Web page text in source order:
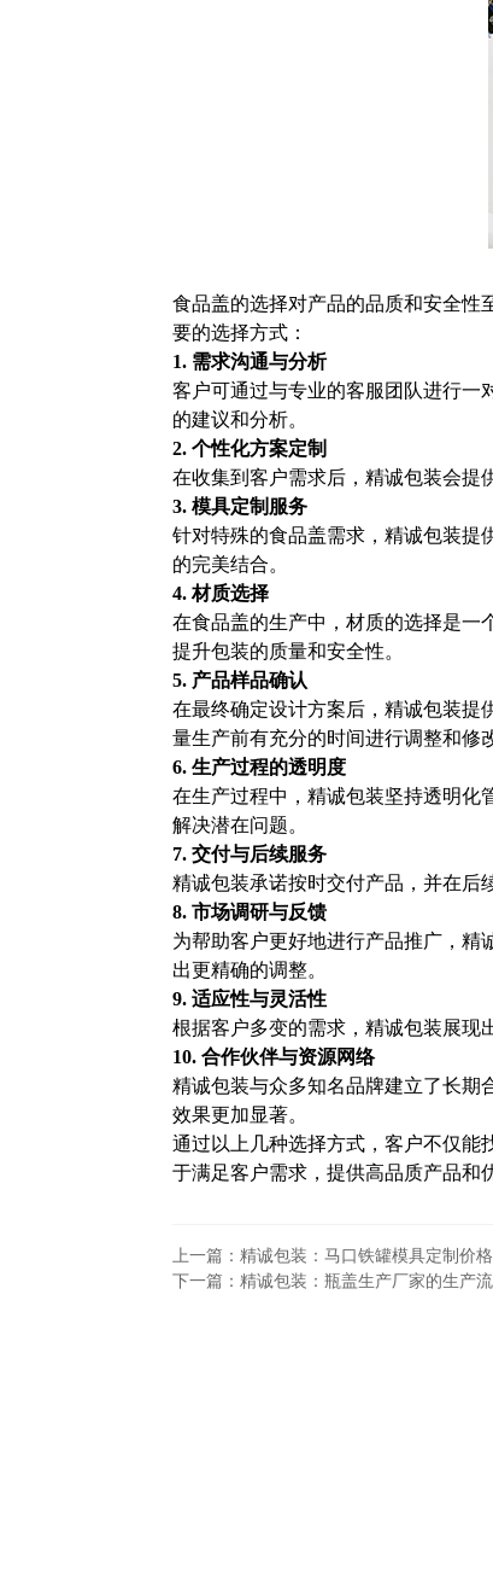
食品盖的选择对产品的品质和安全性
要的选择方式：
1. 需求沟通与分析
客户可通过与专业的客服团队进行一
的建议和分析。
2. 个性化方案定制
在收集到客户需求后，精诚包装会提
3. 模具定制服务
针对特殊的食品盖需求，精诚包装提
的完美结合。
4. 材质选择
在食品盖的生产中，材质的选择是一
提升包装的质量和安全性。
5. 产品样品确认
在最终确定设计方案后，精诚包装提
量生产前有充分的时间进行调整和修
6. 生产过程的透明度
在生产过程中，精诚包装坚持透明化
解决潜在问题。
7. 交付与后续服务
精诚包装承诺按时交付产品，并在后
8. 市场调研与反馈
为帮助客户更好地进行产品推广，精
出更精确的调整。
9. 适应性与灵活性
根据客户多变的需求，精诚包装展现
10. 合作伙伴与资源网络
精诚包装与众多知名品牌建立了长期
效果更加显著。
通过以上几种选择方式，客户不仅能
于满足客户需求，提供高品质产品和
上一篇：精诚包装：马口铁罐模具定制价
下一篇：精诚包装：瓶盖生产厂家的生产